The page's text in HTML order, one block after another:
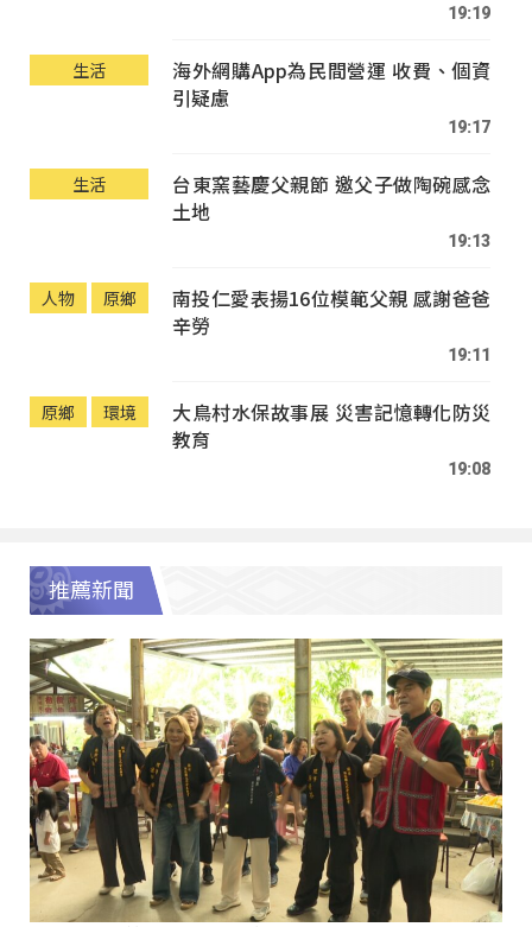
19:19
生活
海外網購App為民間營運 收費、個資
引疑慮
19:17
生活
台東窯藝慶父親節 邀父子做陶碗感念
土地
19:13
人物 原鄉
南投仁愛表揚16位模範父親 感謝爸爸
辛勞
19:11
原鄉 環境
大鳥村水保故事展 災害記憶轉化防災
教育
19:08
推薦新聞